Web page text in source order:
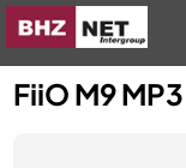
FiiO M9